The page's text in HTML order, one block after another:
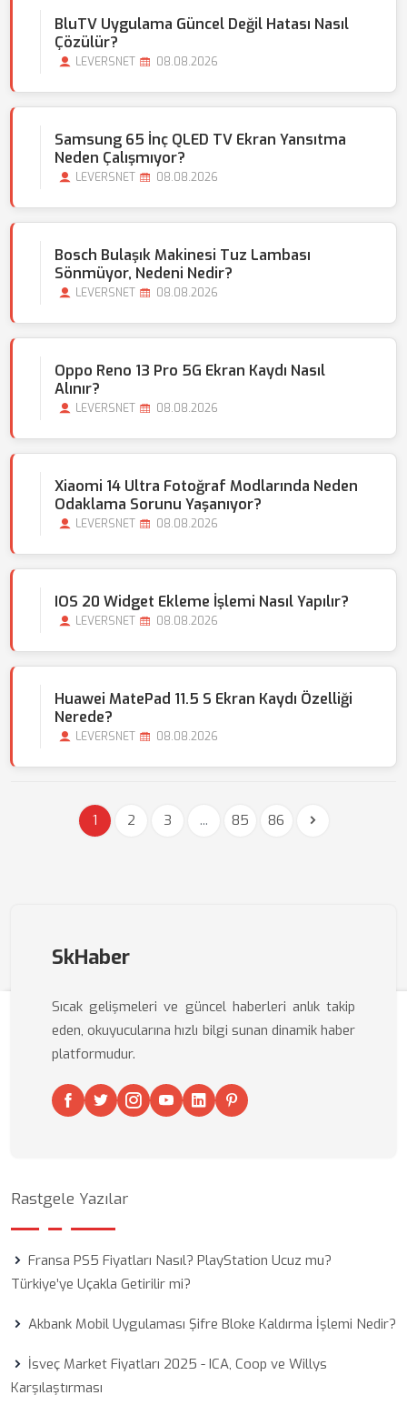
BluTV Uygulama Güncel Değil Hatası Nasıl
Çözülür?
LEVERSNET 08.08.2026
Samsung 65 İnç QLED TV Ekran Yansıtma
Neden Çalışmıyor?
LEVERSNET 08.08.2026
Bosch Bulaşık Makinesi Tuz Lambası
Sönmüyor, Nedeni Nedir?
LEVERSNET 08.08.2026
Oppo Reno 13 Pro 5G Ekran Kaydı Nasıl
Alınır?
LEVERSNET 08.08.2026
Xiaomi 14 Ultra Fotoğraf Modlarında Neden
Odaklama Sorunu Yaşanıyor?
LEVERSNET 08.08.2026
IOS 20 Widget Ekleme İşlemi Nasıl Yapılır?
LEVERSNET 08.08.2026
Huawei MatePad 11.5 S Ekran Kaydı Özelliği
Nerede?
LEVERSNET 08.08.2026
1 2 3 ... 85 86
SkHaber
Sıcak gelişmeleri ve güncel haberleri anlık takip
eden, okuyucularına hızlı bilgi sunan dinamik haber
platformudur.
Rastgele Yazılar
Fransa PS5 Fiyatları Nasıl? PlayStation Ucuz mu?
Türkiye’ye Uçakla Getirilir mi?
Akbank Mobil Uygulaması Şifre Bloke Kaldırma İşlemi Nedir?
İsveç Market Fiyatları 2025 - ICA, Coop ve Willys
Karşılaştırması